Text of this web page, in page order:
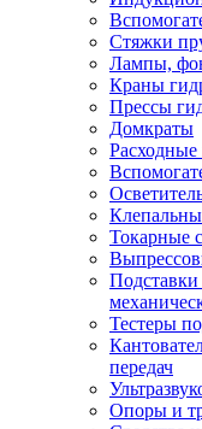
Стяжки
Лампы,
Краны
Прессы
Домкраты
Токарные
Тестеры
передач
Опоры и